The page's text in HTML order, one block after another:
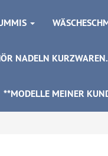
NADELN
**MODELLE MEINER